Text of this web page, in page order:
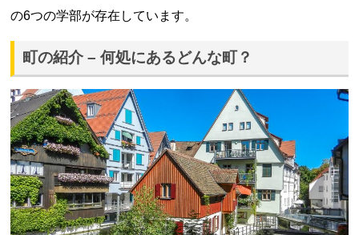
の6つの学部が存在しています。
町の紹介 – 何処にあるどんな町？